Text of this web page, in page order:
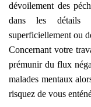
dévoilement des
dans les détails
superficiellement ou
Concernant votre
prémunir du flux
malades mentaux
risquez de vous